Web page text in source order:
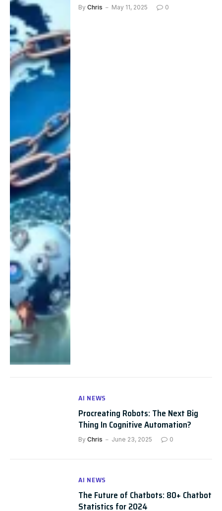
By Chris May 11, 2025 0
AI NEWS
Procreating Robots: The Next Big
Thing In Cognitive Automation?
By Chris June 23, 2025 0
AI NEWS
The Future of Chatbots: 80+ Chatbot
Statistics for 2024